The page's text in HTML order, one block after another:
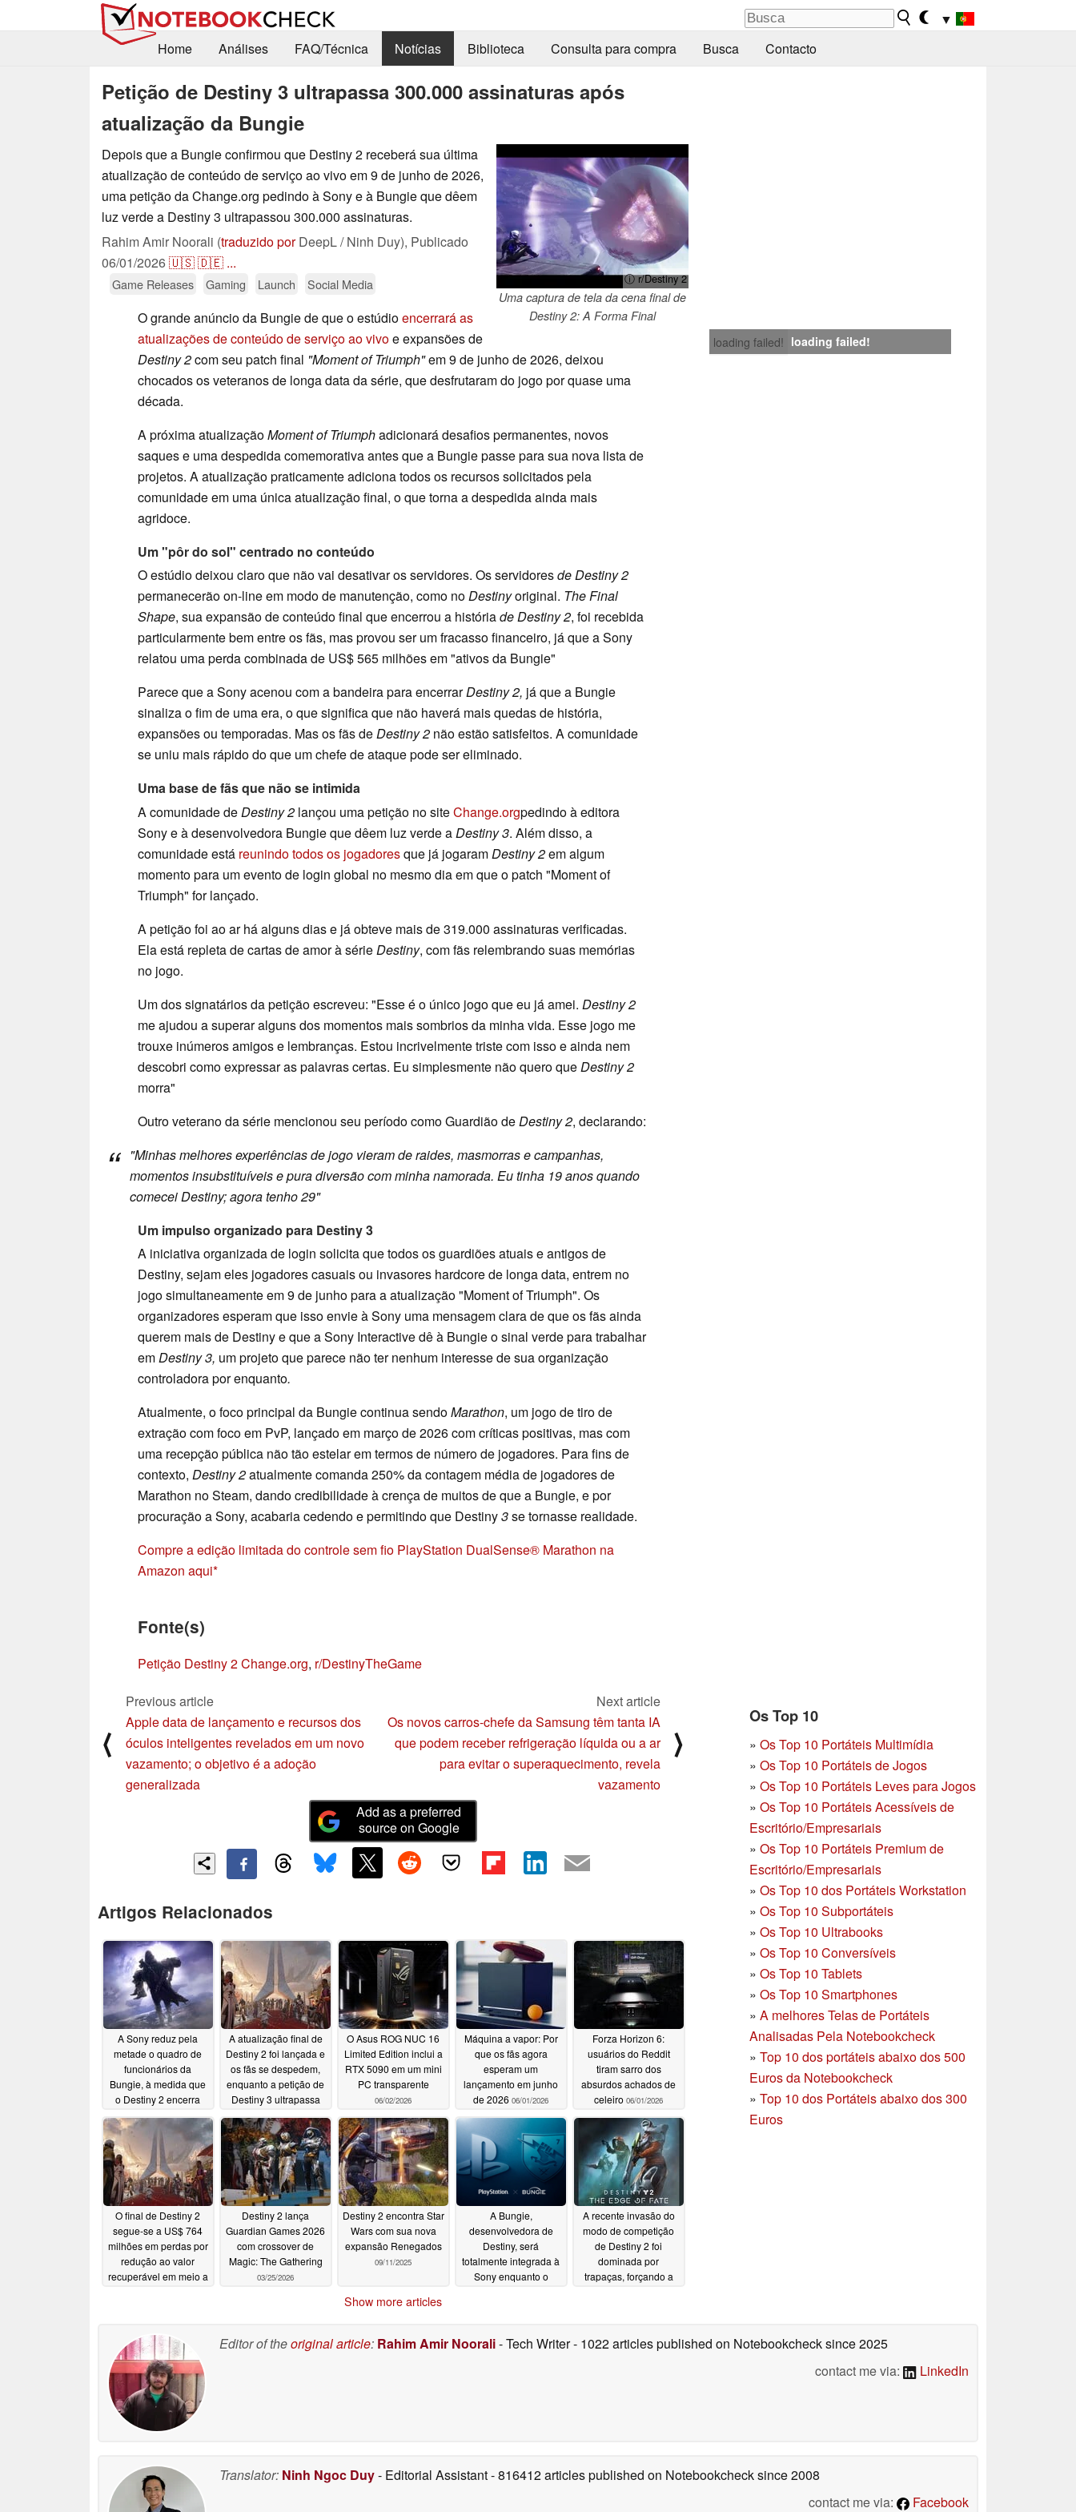
▼
Home
Análises FAQ/Técnica Notícias Biblioteca Consulta para compra Busca Contacto
Petição de Destiny 3 ultrapassa 300.000 assinaturas após
atualização da Bungie
ⓘ r/Destiny 2
Uma captura de tela da cena final de
Destiny 2: A Forma Final
Depois que a Bungie confirmou que Destiny 2 receberá sua última
atualização de conteúdo de serviço ao vivo em 9 de junho de 2026,
uma petição da Change.org pedindo à Sony e à Bungie que dêem
luz verde a Destiny 3 ultrapassou 300.000 assinaturas.
Rahim Amir Noorali (traduzido porDeepL / Ninh Duy), Publicado
06/01/2026🇺🇸🇩🇪 ...
Game Releases Gaming Launch Social Media
loading failed! loading failed!
O grande anúncio da Bungie de que o estúdioencerrará as
atualizações de conteúdo de serviço ao vivoe expansões de
Destiny 2com seu patch final "Moment of Triumph"em 9 de junho de 2026, deixou
chocados os veteranos de longa data da série, que desfrutaram do jogo por quase uma
década.
A próxima atualizaçãoMoment of Triumphadicionará desafios permanentes, novos
saques e uma despedida comemorativa antes que a Bungie passe para sua nova lista de
projetos. A atualização praticamente adiciona todos os recursos solicitados pela
comunidade em uma única atualização final, o que torna a despedida ainda mais
agridoce.
Um "pôr do sol" centrado no conteúdo
O estúdio deixou claro que não vai desativar os servidores. Os servidoresde Destiny 2
permanecerão on-line em modo de manutenção, como noDestinyoriginal. The Final
Shape, sua expansão de conteúdo final que encerrou a históriade Destiny 2, foi recebida
particularmente bem entre os fãs, mas provou ser um fracasso financeiro, já que a Sony
relatou uma perda combinada de US$ 565 milhões em "ativos da Bungie"
Parece que a Sony acenou com a bandeira para encerrarDestiny2, já que a Bungie
sinaliza o fim de uma era, o que significa que não haverá mais quedas de história,
expansões ou temporadas. Mas os fãs deDestiny 2 não estão satisfeitos. A comunidade
se uniu mais rápido do que um chefe de ataque pode ser eliminado.
Uma base de fãs que não se intimida
A comunidade deDestiny 2 lançou uma petição no siteChange.orgpedindo à editora
Sony e à desenvolvedora Bungie que dêem luz verde aDestiny 3. Além disso, a
comunidade está reunindo todos os jogadoresque já jogaramDestiny 2em algum
momento para um evento de login global no mesmo dia em que o patch "Moment of
Triumph" for lançado.
A petição foi ao ar há alguns dias e já obteve mais de 319.000 assinaturas verificadas.
Ela está repleta de cartas de amor à sérieDestiny, com fãs relembrando suas memórias
no jogo.
Um dos signatários da petição escreveu: "Esse é o único jogo que eu já amei. Destiny 2
me ajudou a superar alguns dos momentos mais sombrios da minha vida. Esse jogo me
trouxe inúmeros amigos e lembranças. Estou incrivelmente triste com isso e ainda nem
descobri como expressar as palavras certas. Eu simplesmente não quero queDestiny 2
morra"
Outro veterano da série mencionou seu período como Guardião deDestiny 2, declarando:
"Minhas melhores experiências de jogo vieram de raides, masmorras e campanhas,
momentos insubstituíveis e pura diversão com minha namorada. Eu tinha 19 anos quando
comeceiDestiny; agora tenho 29"
Um impulso organizado para Destiny 3
A iniciativa organizada de login solicita que todos os guardiões atuais e antigos de
Destiny, sejam eles jogadores casuais ou invasores hardcore de longa data, entrem no
jogo simultaneamente em 9 de junho para a atualização "Moment of Triumph". Os
organizadores esperam que isso envie à Sony uma mensagem clara de que os fãs ainda
querem mais de Destiny e que a Sony Interactive dê à Bungie o sinal verde para trabalhar
emDestiny 3, um projeto que parece não ter nenhum interesse de sua organização
controladora por enquanto.
Atualmente, o foco principal da Bungie continua sendoMarathon, um jogo de tiro de
extração com foco em PvP, lançado em março de 2026 com críticas positivas, mas com
uma recepção pública não tão estelar em termos de número de jogadores. Para fins de
contexto, Destiny 2atualmente comanda 250% da contagem média de jogadores de
Marathon no Steam, dando credibilidade à crença de muitos de que a Bungie, e por
procuração a Sony, acabaria cedendo e permitindo que Destiny3se tornasse realidade.
Compre a edição limitada do controle sem fio PlayStation DualSense® Marathon na
Amazon aqui
Fonte(s)
Petição Destiny 2 Change.org, r/DestinyTheGame
Os Top 10
» Os Top 10 Portáteis Multimídia
» Os Top 10 Portáteis de Jogos
» Os Top 10 Portáteis Leves para Jogos
» Os Top 10 Portáteis Acessíveis de
Escritório/Empresariais
» Os Top 10 Portáteis Premium de
Escritório/Empresariais
» Os Top 10 dos Portáteis Workstation
» Os Top 10 Subportáteis
» Os Top 10 Ultrabooks
» Os Top 10 Conversíveis
» Os Top 10 Tablets
» Os Top 10 Smartphones
» A melhores Telas de Portáteis
Analisadas Pela Notebookcheck
» Top 10 dos portáteis abaixo dos 500
Euros da Notebookcheck
» Top 10 dos Portáteis abaixo dos 300
Euros
⟨
Previous article
Apple data de lançamento e recursos dos
óculos inteligentes revelados em um novo
vazamento; o objetivo é a adoção
generalizada
Next article
Os novos carros-chefe da Samsung têm tanta IA
que podem receber refrigeração líquida ou a ar
para evitar o superaquecimento, revela
vazamento
⟩
Add as a preferred
source on Google
Artigos Relacionados
A Sony reduz pela
metade o quadro de
funcionários da
Bungie, à medida que
o Destiny 2 encerra
atualizações
06/27/2026
A atualização final de
Destiny 2 foi lançada e
os fãs se despedem,
enquanto a petição de
Destiny 3 ultrapassa
06/10/2026
O Asus ROG NUC 16
Limited Edition inclui a
RTX 5090 em um mini
PC transparente
06/02/2026
Máquina a vapor: Por
que os fãs agora
esperam um
lançamento em junho
de 2026 06/01/2026
Forza Horizon 6:
usuários do Reddit
tiram sarro dos
absurdos achados de
celeiro 06/01/2026
O final de Destiny 2
segue-se a US$ 764
milhões em perdas por
redução ao valor
recuperável em meio a
Destiny 2 lança
Guardian Games 2026
com crossover de
Magic: The Gathering
03/25/2026
Destiny 2 encontra Star
Wars com sua nova
expansão Renegados
09/11/2025
A Bungie,
desenvolvedora de
Destiny, será
totalmente integrada à
Sony enquanto o
08/08/2025
A recente invasão do
modo de competição
de Destiny 2 foi
dominada por
trapaças, forçando a
Show more articles
Editor of theoriginal article: Rahim Amir Noorali- Tech Writer- 1022 articles published on Notebookchecksince 2025
contact me via:
LinkedIn
Translator: Ninh Ngoc Duy- Editorial Assistant- 816412 articles published on Notebookchecksince 2008
contact me via:
Facebook